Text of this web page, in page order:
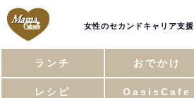
女性のセカンドキャリア支援
ランチ おでかけ
レシピ OasisCafe